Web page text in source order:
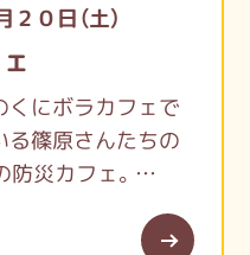
０日（土）
にボラカフェで
る篠原さんたちの
防災カフェ。
な場所で開催して